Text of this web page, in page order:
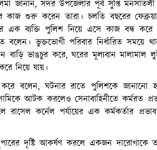
জানান, সদর উপজেলার পূর্ব সুপ্তি মনসাতলী
কাজ শুরু করেন তারা। চলতি বছরের
এক ব্যক্তি পুলিশ নিয়ে এসে কাজ বন্ধ
বলেন। ভুক্তভোগী পরিবার নির্ধারিত সময়ে
বাড়ি ভাঙচুর করে, ঘরের মূল্যবান
নিয়ে যায়।
বলেন, ঘটনার রাতে পুলিশকে জানানো
আটক করলেও সেনাবাহিনীতে কর্মরত
কর্নেল পর্যায়ের এক কর্মকর্তার প্রভাব
দৃষ্টি আকর্ষণ করলে একজন দারোগাকে